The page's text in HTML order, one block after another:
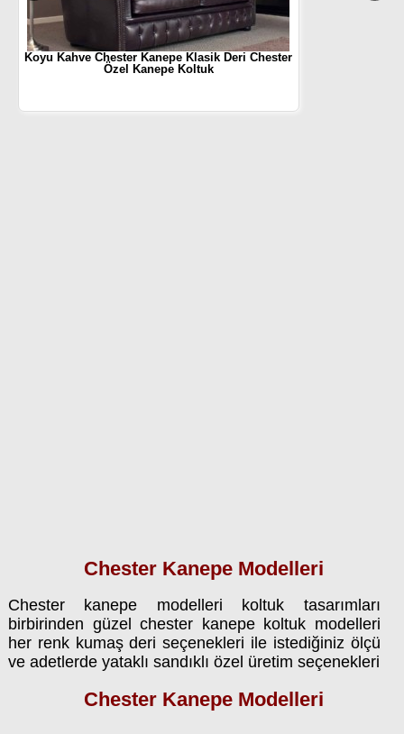
Koyu Kahve Chester Kanepe Klasik Deri Chester
Özel Kanepe Koltuk
Chester Kanepe Modelleri
Chester kanepe modelleri koltuk tasarımları
birbirinden güzel chester kanepe koltuk modelleri
her renk kumaş deri seçenekleri ile istediğiniz ölçü
ve adetlerde yataklı sandıklı özel üretim seçenekleri
Chester Kanepe Modelleri